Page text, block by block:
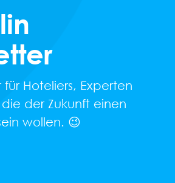
Hoteliers, Experten
der Zukunft einen
wollen. 😉